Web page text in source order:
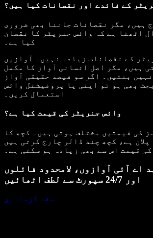
کے فائدے اور نقصانات کیا ہیں؟
ہیں، مگر نقصانات جاننا بھی ضروری
اٹھتا ہے کہ وائس جنریٹر کا نقصان
کیا ہے۔
کے نقصانات زیادہ نہیں۔ آوازیں
ہیں، مگر اصل انسانی آواز کا مکمل
بنتیں۔ اگر سو فیصد حقیقی آواز
بھی ہو تو اپنی یا پروفیشنل وائس
وائس جنریٹر کی قیمت کیا ہے؟
کی قیمتیں مختلف ہوتی ہیں۔ کچھ کا
پلان ہے، کچھ چند ڈالر چارج کرتی ہیں
قیمت اس سے بھی زیادہ ہو سکتی ہے۔
اے آئی آوازوں، لامحدود فائلوں
اور 24/7 سپورٹ سے لطف اٹھائیں
مفت آزمائیں